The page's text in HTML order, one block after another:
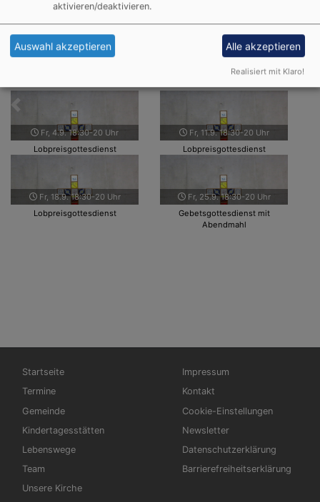
Die nächsten Termine
Fr, 4.9. 18:30-20 Uhr
Lobpreisgottesdienst
Fr, 11.9. 18:30-20 Uhr
Lobpreisgottesdienst
Fr, 18.9. 18:30-20 Uhr
Lobpreisgottesdienst
Fr, 25.9. 18:30-20 Uhr
Gebetsgottesdienst mit
Abendmahl
Zurück
Hauptnavigation
Startseite
Termine
Gemeinde
Kindertagesstätten
Lebenswege
Team
Unsere Kirche
Fußbereichsmenü
Impressum
Kontakt
Cookie-Einstellungen
Newsletter
Datenschutzerklärung
Barrierefreiheitserklärung
aktivieren/deaktivieren.
Auswahl akzeptieren Alle akzeptieren
Realisiert mit Klaro!